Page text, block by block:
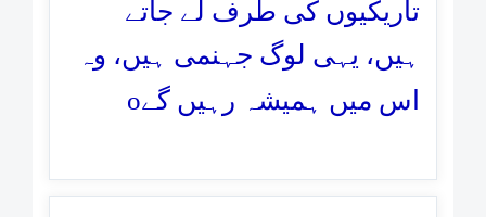
تاریکیوں کی طرف لے جاتے
ہیں، یہی لوگ جہنمی ہیں، وہ
اس میں ہمیشہ رہیں گےo